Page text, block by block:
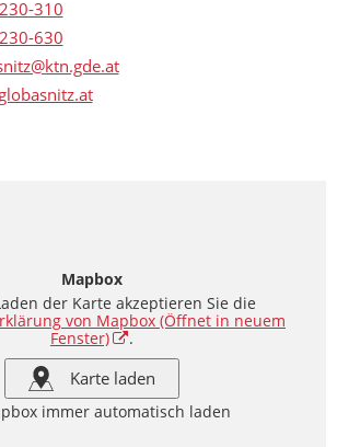
310
630
Mapbox
der Karte akzeptieren Sie die
von Mapbox (Öffnet in neuem
Fenster)
.
Karte laden
immer automatisch laden